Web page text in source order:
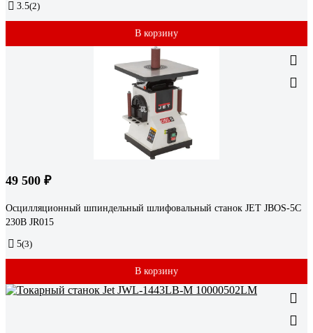
3.5(2)
В корзину
49 500 ₽
Осцилляционный шпиндельный шлифовальный станок JET JBOS-5C
230В JR015
5(3)
В корзину